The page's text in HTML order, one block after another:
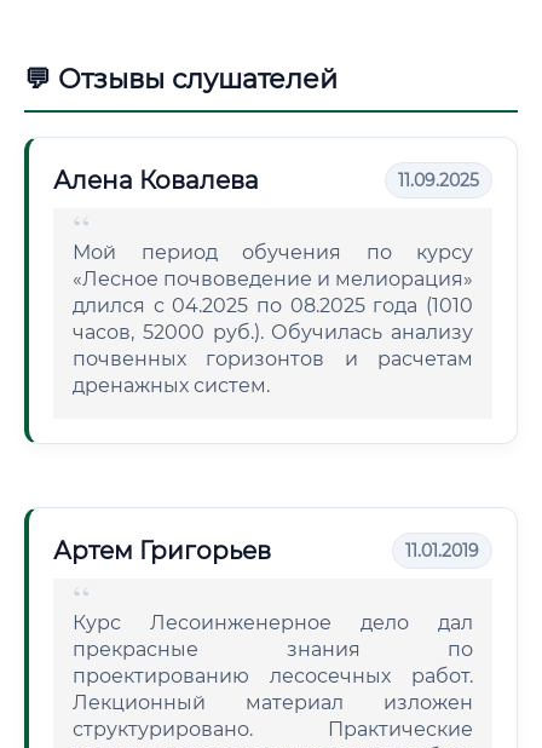
💬 Отзывы слушателей
Алена Ковалева 11.09.2025
Мой период обучения по курсу
«Лесное почвоведение и мелиорация»
длился с 04.2025 по 08.2025 года (1010
часов, 52000 руб.). Обучилась анализу
почвенных горизонтов и расчетам
дренажных систем.
Артем Григорьев 11.01.2019
Курс Лесоинженерное дело дал
прекрасные знания по
проектированию лесосечных работ.
Лекционный материал изложен
структурировано. Практические